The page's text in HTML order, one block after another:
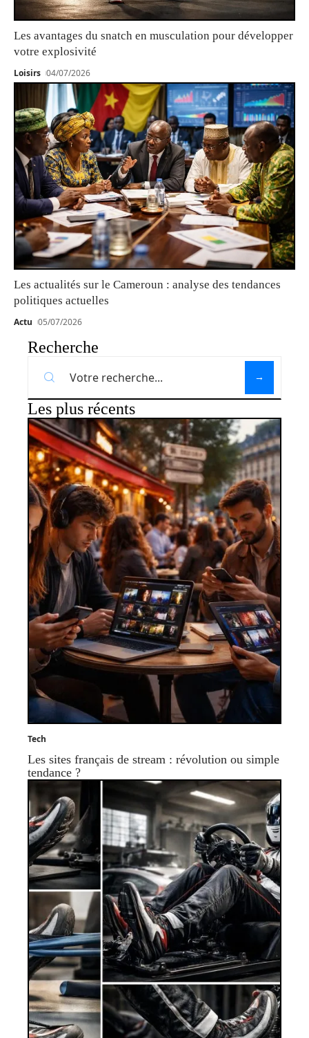
Les avantages du snatch en musculation pour développer
votre explosivité
Loisirs 04/07/2026
Les actualités sur le Cameroun : analyse des tendances
politiques actuelles
Actu 05/07/2026
Recherche
Les plus récents
Tech
Les sites français de stream : révolution ou simple
tendance ?